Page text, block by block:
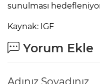
sunulması
Kaynak: IGF
Yorum Ekle
Adınız Soyadınız